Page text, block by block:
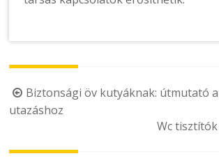
Post
navigation
Biztonsági öv kutyáknak: útmutató
utazáshoz
Wc